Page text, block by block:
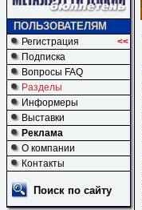
ПОЛЬЗОВАТЕЛЯМ
Регистрация
<<
Подписка
Вопросы FAQ
Разделы
Информеры
Выставки
Реклама
О компании
Контакты
Поиск по сайту